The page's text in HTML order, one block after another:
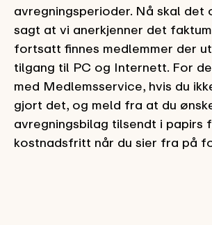
avregningsperioder. Nå skal det
sagt at vi anerkjenner det
fortsatt finnes medlemmer der
tilgang til PC og Internett. For
med Medlemsservice, hvis du
gjort det, og meld fra at du
avregningsbilag tilsendt i papirs
kostnadsfritt når du sier fra på